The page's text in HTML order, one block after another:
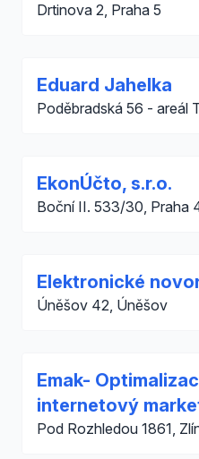
Drtinova 2, Praha 5
Eduard Jahelka
Poděbradská 56 - areál
EkonÚčto, s.r.o.
Boční II. 533/30, Praha
Elektronické
Úněšov 42, Úněšov
Emak-
internetový
Pod Rozhledou 1861,